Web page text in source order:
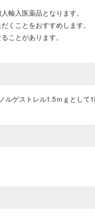
輸入医薬品となります。
くことをおすすめします。
ことがあります。
ルゲストレル1.5ｍｇとして1